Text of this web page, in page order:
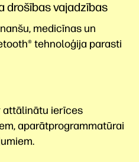
drošības vajadzības
medicīnas un
tehnoloģija parasti
attālinātu ierīces
aparātprogrammatūrai